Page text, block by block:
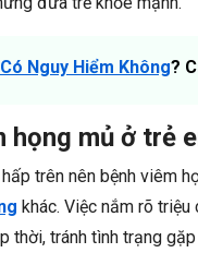
Nguy Hiểm Không?
họng mủ ở trẻ
trên nên bệnh viêm
khác. Việc nắm rõ
thời, tránh tình trạng